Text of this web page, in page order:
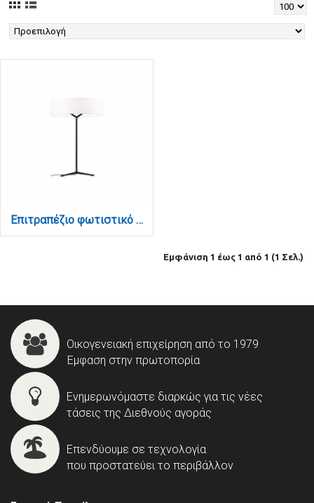
Επιτραπέζιο φωτιστικό από μέταλλο σε μαύρή απόχρωση και υφασμάτινο καπέλο 24W 3000K D:40cm (3050-Black)
Εμφάνιση 1 έως 1 από 1 (1 Σελ.)
Οικογενειακή επιχείρηση από το 1979
Έμφαση στην πρωτοπορία
Ενημερωνόμαστε διαρκώς για τις νέες
τάσεις της Διεθνούς αγοράς
Επενδύουμε σε τεχνολογία
που προστατεύει το περιβάλλον